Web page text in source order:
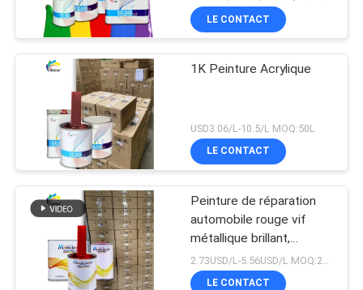
LE CONTACT
1K Peinture Acrylique
USD3.06/L-10.5/L MOQ:50L
LE CONTACT
Peinture de réparation
automobile rouge vif
métallique brillant,
assortiment de couleurs
de qualité usine d'origine
LE CONTACT